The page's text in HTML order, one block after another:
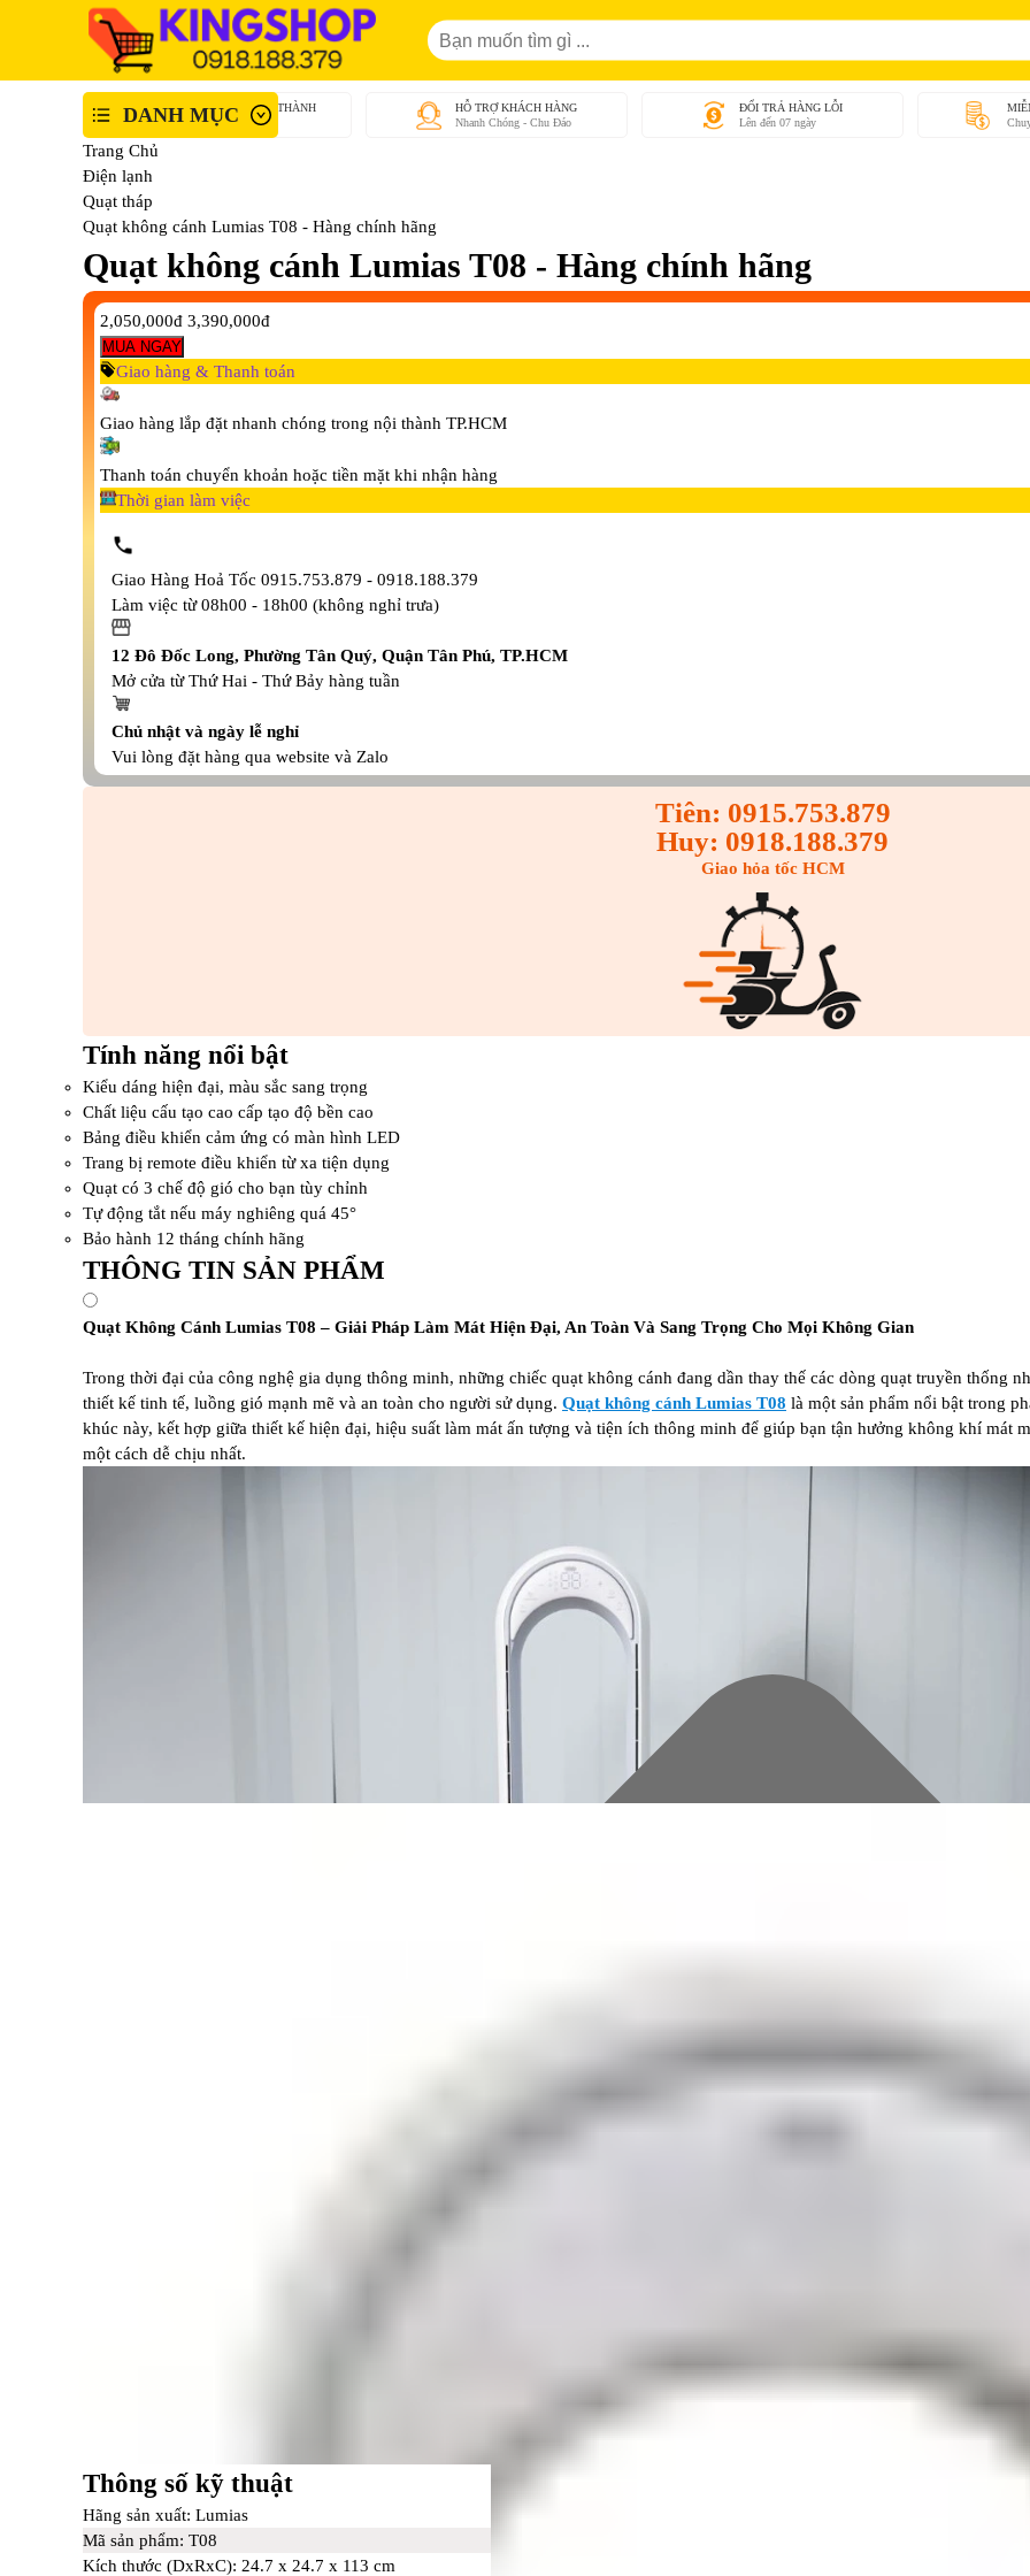
DANH MỤCGIAO NHANH NỘI THÀNH
An Toàn - Tận Tâm
HỖ TRỢ KHÁCH HÀNG
Nhanh Chóng - Chu Đáo
ĐỔI TRẢ HÀNG LỖI
Lên đến 07 ngày
Trang Chủ
Điện lạnh
Quạt tháp
Quạt không cánh Lumias T08 - Hàng chính hãng
Quạt không cánh Lumias T08 - Hàng chính hãng
2,050,000đ 3,390,000đ
MUA NGAY
Giao hàng & Thanh toán
Giao hàng lắp đặt nhanh chóng trong nội thành TP.HCM
Thanh toán chuyển khoản hoặc tiền mặt khi nhận hàng
Thời gian làm việc
Giao Hàng Hoả Tốc 0915.753.879 - 0918.188.379
Làm việc từ 08h00 - 18h00 (không nghỉ trưa)
12 Đô Đốc Long, Phường Tân Quý, Quận Tân Phú, TP.HCM
Mở cửa từ Thứ Hai - Thứ Bảy hàng tuần
Chủ nhật và ngày lễ nghỉ
Vui lòng đặt hàng qua website và Zalo
Tiên: 0915.753.879
Huy: 0918.188.379
Giao hỏa tốc HCM
Tính năng nổi bật
Kiểu dáng hiện đại, màu sắc sang trọng
Chất liệu cấu tạo cao cấp tạo độ bền cao
Bảng điều khiển cảm ứng có màn hình LED
Trang bị remote điều khiển từ xa tiện dụng
Quạt có 3 chế độ gió cho bạn tùy chỉnh
Tự động tắt nếu máy nghiêng quá 45°
Bảo hành 12 tháng chính hãng
THÔNG TIN SẢN PHẨM
Quạt Không Cánh Lumias T08 – Giải Pháp Làm Mát Hiện Đại, An Toàn Và Sang Trọng Cho Mọi Không Gian
Trong thời đại của công nghệ gia dụng thông minh, những chiếc quạt không cánh đang dần thay thế các dòng quạt truyền thống
thiết kế tinh tế, luồng gió mạnh mẽ và an toàn cho người sử dụng. Quạt không cánh Lumias T08 là một sản phẩm nổi bật trong
khúc này, kết hợp giữa thiết kế hiện đại, hiệu suất làm mát ấn tượng và tiện ích thông minh để giúp bạn tận hưởng không khí mát
một cách dễ chịu nhất.
I. Phân tích chi tiết sản phẩm
1. Thiết kế không cánh sang trọng, an toàn hơn
Hãng sản xuất: Lumias
Mã sản phẩm: T08
Thông số kỹ thuật
Hãng sản xuất: Lumias
Mã sản phẩm: T08
Kích thước (DxRxC): 24.7 x 24.7 x 113 cm